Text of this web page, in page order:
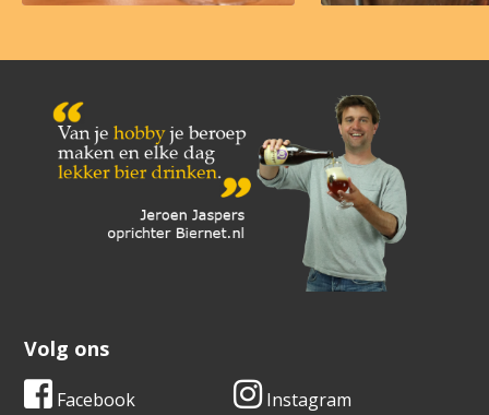
Volg ons
Facebook Instagram